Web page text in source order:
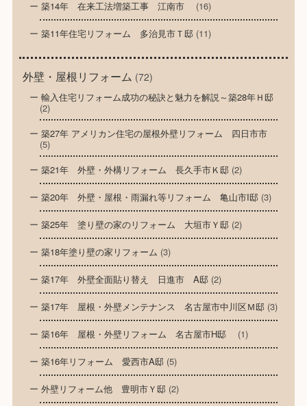
築14年 在来工法増築工事 江南市 (16)
築11年住宅リフォーム 多治見市Ｔ邸(11)
外壁・屋根リフォーム (72)
輸入住宅リフォーム成功の秘訣と魅力を解説～築28年Ｈ邸
(2)
築27年 アメリカン住宅の屋根外壁リフォーム 四日市市
(5)
築21年 外壁・外構リフォーム 長久手市Ｋ邸(2)
築20年 外壁・屋根・雨漏れ等リフォーム 亀山市I邸(3)
築25年 塗り壁の家のリフォーム 大垣市Ｙ邸(2)
築18年塗り壁の家リフォーム (3)
築17年 外壁全面貼り替え 日進市 A邸(2)
築17年 屋根・外壁メンテナンス 名古屋市中川区Ｍ邸(3)
築16年 屋根・外壁リフォーム 名古屋市H邸 (1)
築16年リフォーム 愛西市A邸(5)
外壁リフォーム他 豊明市Ｙ邸(2)